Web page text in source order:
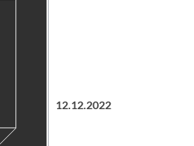
12.12.2022